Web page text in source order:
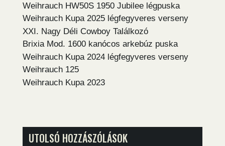
Weihrauch HW50S 1950 Jubilee légpuska
Weihrauch Kupa 2025 légfegyveres verseny
XXI. Nagy Déli Cowboy Találkozó
Brixia Mod. 1600 kanócos arkebúz puska
Weihrauch Kupa 2024 légfegyveres verseny
Weihrauch 125
Weihrauch Kupa 2023
UTOLSÓ HOZZÁSZÓLÁSOK